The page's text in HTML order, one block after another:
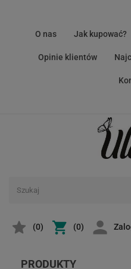
O nas Jak kupować?
Opinie klientów
(0) (0)
PRODUKTY